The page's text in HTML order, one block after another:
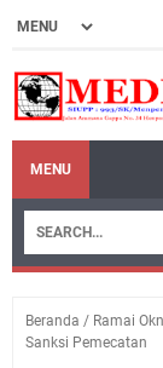
MENU
Beranda / Ramai
Sanksi Pemecatan